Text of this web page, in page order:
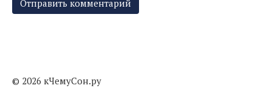
© 2026 кЧемуСон.ру